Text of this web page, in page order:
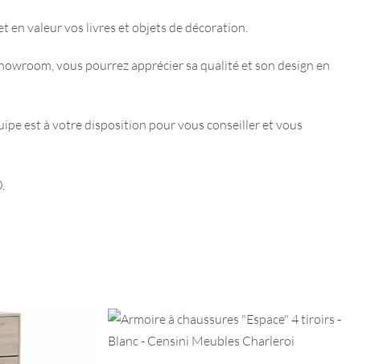
en valeur vos livres et objets de décoration.
vous pourrez apprécier sa qualité et son design en
est à votre disposition pour vous conseiller et vous